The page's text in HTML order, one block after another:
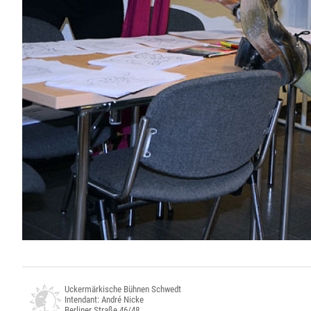
Uckermärkische Bühnen Schwedt
Intendant: André Nicke